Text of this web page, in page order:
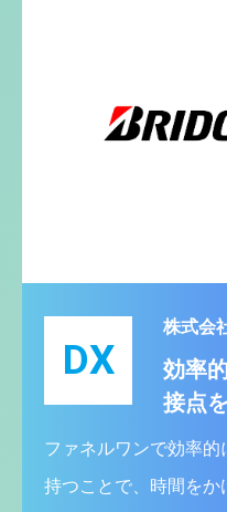
DX
株式会
効率
接点
ファネルワンで効率
持つことで、時間を